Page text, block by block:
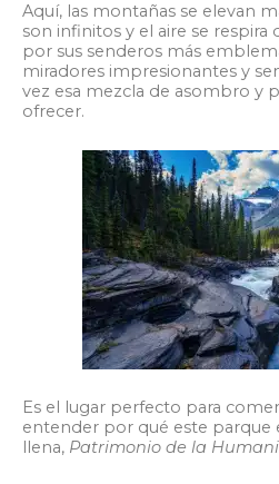
Aquí, las montañas se elevan
son infinitos y el aire se
por sus senderos más
miradores impresionantes y
vez esa mezcla de asombro y
ofrecer.
Es el lugar perfecto para
entender por qué este parque
llena, Patrimonio de la